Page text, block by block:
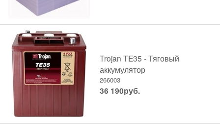
Trojan TE35 - Тяговый
аккумулятор
266003
36 190руб.